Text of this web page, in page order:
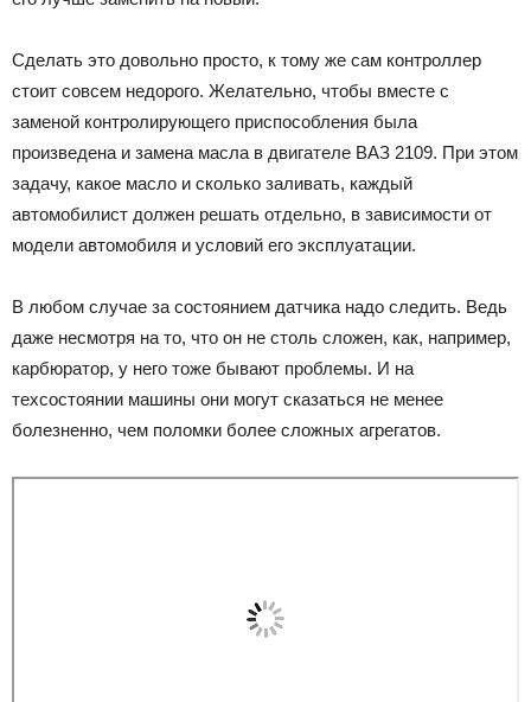
Сделать это довольно просто, к тому же сам контроллер
стоит совсем недорого. Желательно, чтобы вместе с
заменой контролирующего приспособления была
произведена и замена масла в двигателе ВАЗ 2109. При этом
задачу, какое масло и сколько заливать, каждый
автомобилист должен решать отдельно, в зависимости от
модели автомобиля и условий его эксплуатации.
В любом случае за состоянием датчика надо следить. Ведь
даже несмотря на то, что он не столь сложен, как, например,
карбюратор, у него тоже бывают проблемы. И на
техсостоянии машины они могут сказаться не менее
болезненно, чем поломки более сложных агрегатов.